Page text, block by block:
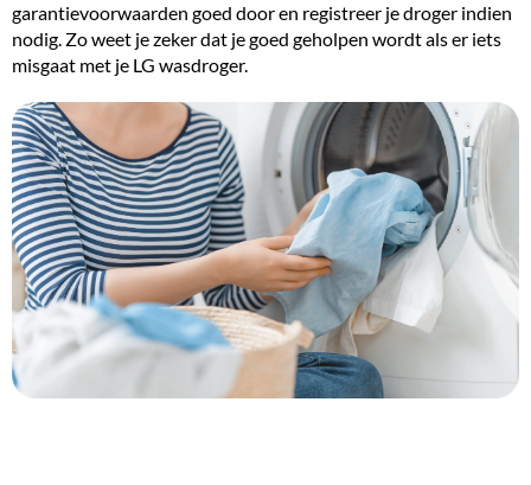
garantievoorwaarden goed door en registreer je droger indien
nodig. Zo weet je zeker dat je goed geholpen wordt als er iets
misgaat met je LG wasdroger.